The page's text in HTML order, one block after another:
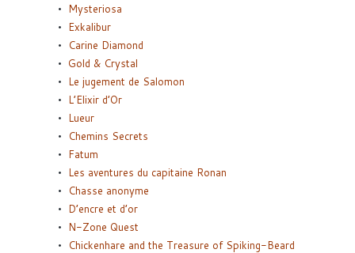
Mysteriosa
Exkalibur
Carine Diamond
Gold & Crystal
Le jugement de Salomon
L’Elixir d’Or
Lueur
Chemins Secrets
Fatum
Les aventures du capitaine Ronan
Chasse anonyme
D’encre et d’or
N-Zone Quest
Chickenhare and the Treasure of Spiking-Beard